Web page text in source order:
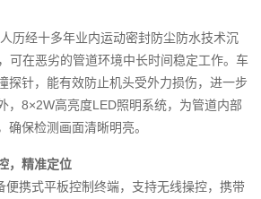
历经十多年业内运动密封防尘防水技术沉
可在恶劣的管道环境中长时间稳定工作。车
探针，能有效防止机头受外力损伤，进一步
，8×2W高亮度LED照明系统，为管道内部
确保检测画面清晰明亮。
，精准定位
便携式平板控制终端，支持无线操控，携带